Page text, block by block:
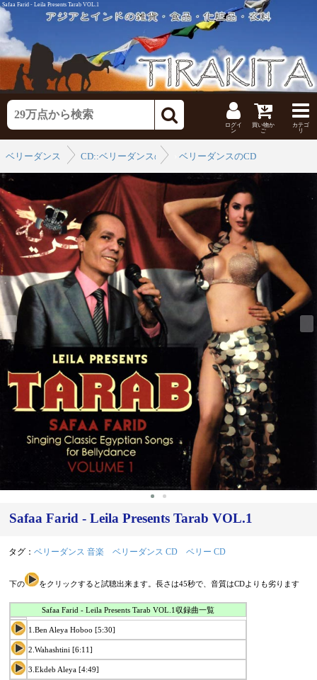
Safaa Farid - Leila Presents Tarab VOL.1
ログイ
ン
買い物か
ご
カテゴ
リ
ベリーダンス
CD::ベリーダンスのCD ベリーダンスのCD
‹
Safaa Farid - Leila Presents Tarab VOL.1
タグ： ベリーダンス 音楽 ベリーダンス CD ベリー CD
下の をクリックすると試聴出来ます。長さは45秒で、音質はCDよりも劣ります
Safaa Farid - Leila Presents Tarab VOL.1収録曲一覧
1.Ben Aleya Hoboo [5:30]
2.Wahashtini [6:11]
3.Ekdeb Aleya [4:49]